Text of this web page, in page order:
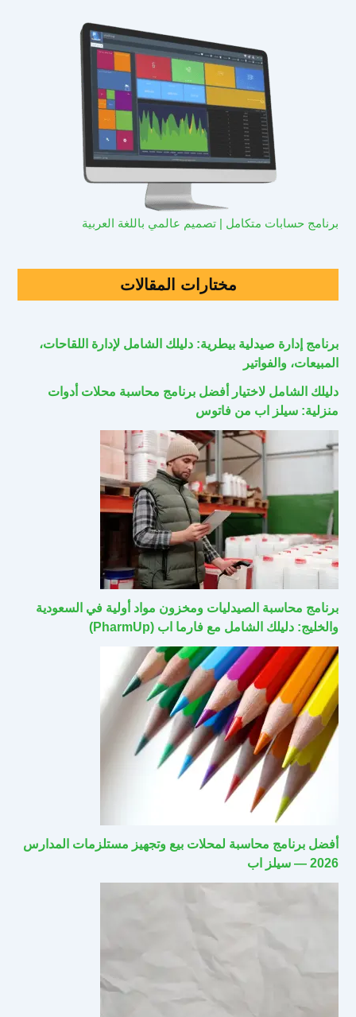
برنامج حسابات متكامل | تصميم عالمي باللغة العربية
مختارات المقالات
برنامج إدارة صيدلية بيطرية: دليلك الشامل لإدارة اللقاحات،
المبيعات، والفواتير
دليلك الشامل لاختيار أفضل برنامج محاسبة محلات أدوات
منزلية: سيلز اب من فاتوس
برنامج محاسبة الصيدليات ومخزون مواد أولية في السعودية
والخليج: دليلك الشامل مع فارما اب (PharmUp)
أفضل برنامج محاسبة لمحلات بيع وتجهيز مستلزمات المدارس
2026 — سيلز اب